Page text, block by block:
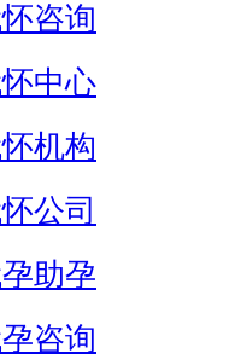
咨询
中心
机构
公司
助孕
咨询